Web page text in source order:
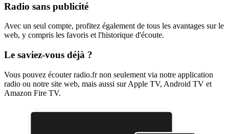
Radio sans publicité
Avec un seul compte, profitez également de tous les avantages sur le
web, y compris les favoris et l'historique d'écoute.
Le saviez-vous déjà ?
Vous pouvez écouter radio.fr non seulement via notre application
radio ou notre site web, mais aussi sur Apple TV, Android TV et
Amazon Fire TV.